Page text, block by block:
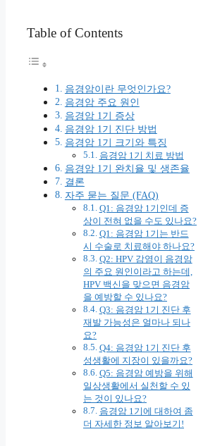
Table of Contents
음경암이란 무엇인가요?
음경암 주요 원인
음경암 1기 증상
음경암 1기 진단 방법
음경암 1기 크기와 특징
음경암 1기 치료 방법
음경암 1기 완치율 및 생존율
결론
자주 묻는 질문 (FAQ)
Q1: 음경암 1기인데 증
상이 전혀 없을 수도 있나요?
Q1: 음경암 1기는 반드
시 수술로 치료해야 하나요?
Q2: HPV 감염이 음경암
의 주요 원인이라고 하는데,
HPV 백신을 맞으면 음경암
을 예방할 수 있나요?
Q3: 음경암 1기 진단 후
재발 가능성은 얼마나 되나
요?
Q4: 음경암 1기 진단 후
성생활에 지장이 있을까요?
Q5: 음경암 예방을 위해
일상생활에서 실천할 수 있
는 것이 있나요?
음경암 1기에 대하여 좀
더 자세한 정보 알아보기!